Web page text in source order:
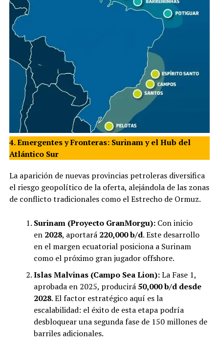
4. Emergentes y Fronteras: Surinam y el Hub del
Atlántico Sur
La aparición de nuevas provincias petroleras diversifica
el riesgo geopolítico de la oferta, alejándola de las zonas
de conflicto tradicionales como el Estrecho de Ormuz.
Surinam (Proyecto GranMorgu):Con inicio
en 2028, aportará 220,000 b/d. Este desarrollo
en el margen ecuatorial posiciona a Surinam
como el próximo gran jugador offshore.
Islas Malvinas (Campo Sea Lion):La Fase 1,
aprobada en 2025, producirá 50,000 b/d desde
2028. El factor estratégico aquí es la
escalabilidad: el éxito de esta etapa podría
desbloquear una segunda fase de 150 millones de
barriles adicionales.